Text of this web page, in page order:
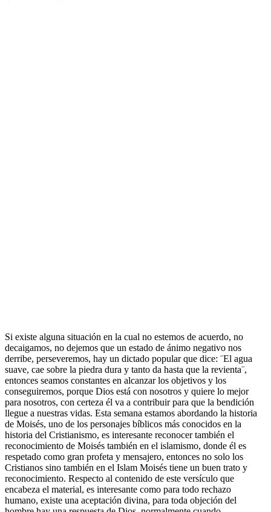
Si existe alguna situación en la cual no estemos de acuerdo, no
decaigamos, no dejemos que un estado de ánimo negativo nos
derribe, perseveremos, hay un dictado popular que dice: ¨El agua
suave, cae sobre la piedra dura y tanto da hasta que la revienta¨,
entonces seamos constantes en alcanzar los objetivos y los
conseguiremos, porque Dios está con nosotros y quiere lo mejor
para nosotros, con certeza él va a contribuir para que la bendición
llegue a nuestras vidas. Esta semana estamos abordando la historia
de Moisés, uno de los personajes bíblicos más conocidos en la
historia del Cristianismo, es interesante reconocer también el
reconocimiento de Moisés también en el islamismo, donde él es
respetado como gran profeta y mensajero, entonces no solo los
Cristianos sino también en el Islam Moisés tiene un buen trato y
reconocimiento. Respecto al contenido de este versículo que
encabeza el material, es interesante como para todo rechazo
humano, existe una aceptación divina, para toda objeción del